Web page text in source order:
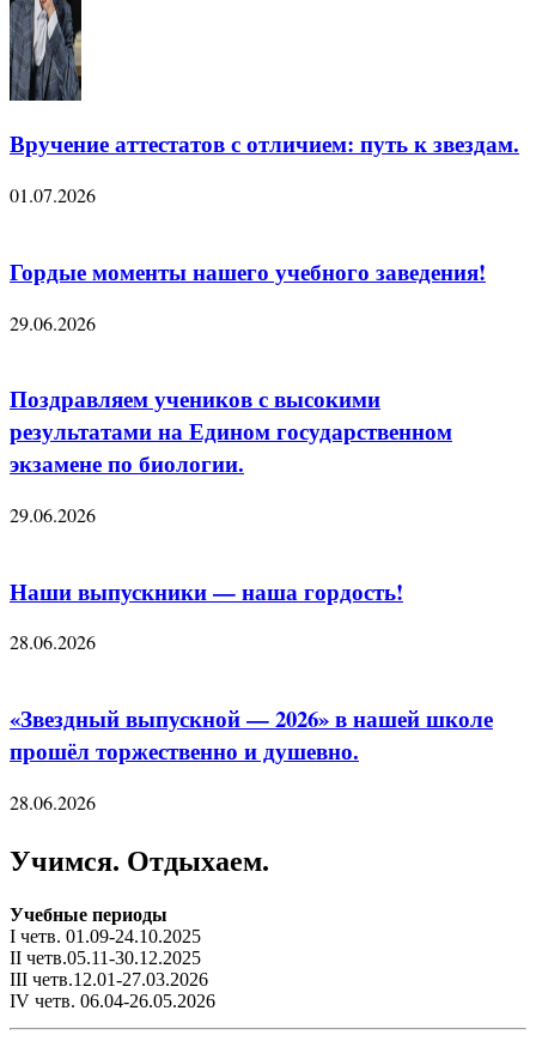
Вручение аттестатов с отличием: путь к звездам.
01.07.2026
Гордые моменты нашего учебного заведения!
29.06.2026
Поздравляем учеников с высокими
результатами на Едином государственном
экзамене по биологии.
29.06.2026
Наши выпускники — наша гордость!
28.06.2026
«Звездный выпускной — 2026» в нашей школе
прошёл торжественно и душевно.
28.06.2026
Учимся. Отдыхаем.
Учебные периоды
I четв. 01.09-24.10.2025
II четв.05.11-30.12.2025
III четв.12.01-27.03.2026
IV четв. 06.04-26.05.2026